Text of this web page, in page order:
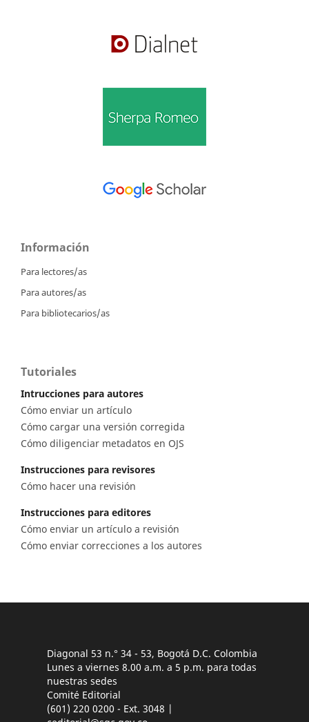
Información
Para lectores/as
Para autores/as
Para bibliotecarios/as
Tutoriales
Intrucciones para autores
Cómo enviar un artículo
Cómo cargar una versión corregida
Cómo diligenciar metadatos en OJS
Instrucciones para revisores
Cómo hacer una revisión
Instrucciones para editores
Cómo enviar un artículo a revisión
Cómo enviar correcciones a los autores
Diagonal 53 n.° 34 - 53, Bogotá D.C. Colombia
Lunes a viernes 8.00 a.m. a 5 p.m. para todas
nuestras sedes
Comité Editorial
(601) 220 0200 - Ext. 3048 |